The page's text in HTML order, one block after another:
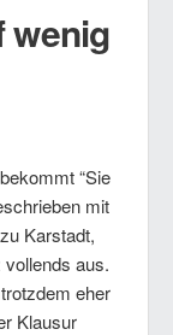
wenig
“Sie
mit
Karstadt,
aus.
eher
Klausur